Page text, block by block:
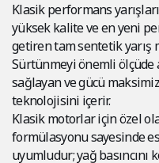
Klasik performans
yüksek kalite ve en yeni
getiren tam sentetik yarış
Sürtünmeyi önemli ölçüde
sağlayan ve gücü
teknolojisini içerir.
Klasik motorlar için özel
formülasyonu sayesinde
uyumludur; yağ